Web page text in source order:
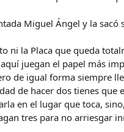
Miguel Ángel y la
ni la Placa que queda
juegan el papel más
de igual forma siempre
de hacer dos tienes
en el lugar que toca,
tres para no arriesgar